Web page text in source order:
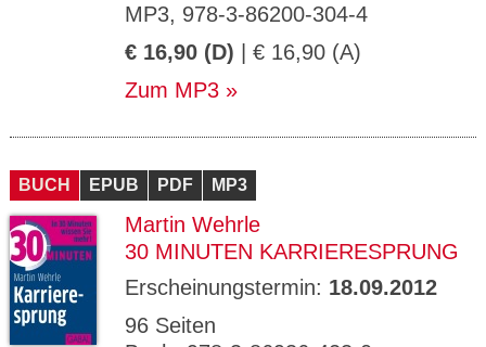
MP3, 978-3-86200-304-4
€ 16,90 (D) | € 16,90 (A)
Zum MP3
BUCH EPUB PDF MP3
Martin Wehrle
30 MINUTEN KARRIERESPRUNG
Erscheinungstermin: 18.09.2012
96 Seiten